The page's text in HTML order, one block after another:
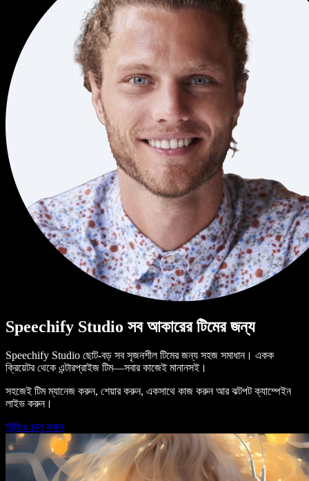
Speechify Studio সব আকারের টিমের জন্য
Speechify Studio ছোট-বড় সব সৃজনশীল টিমের জন্য সহজ সমাধান। একক
ক্রিয়েটর থেকে এন্টারপ্রাইজ টিম—সবার কাজেই মানানসই।
সহজেই টিম ম্যানেজ করুন, শেয়ার করুন, একসাথে কাজ করুন আর ঝটপট ক্যাম্পেইন
লাইভ করুন।
স্টুডিও চালু করুন